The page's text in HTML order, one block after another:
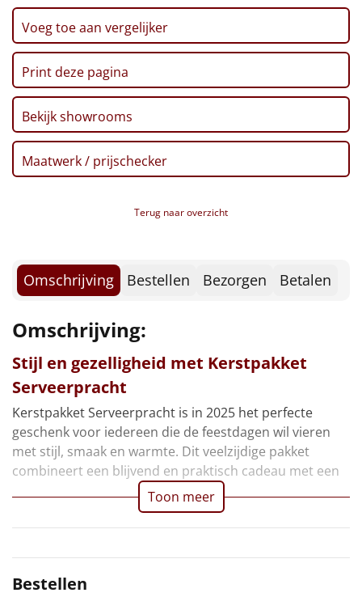
Hitster NIEUW
Pizzarette
Tas
Wake up light
Borrelplank
Noodradio NIEUW
Deken (fleece plaid)
Alle artikelen
Overige
Ideeën
Personeel
Particulier
Kaaspuntjes, 125 gr
Pindamix, 50 gr
Pepermunt, 75 gr
Pannenkoekenmix, 180 gr
Fudge, 150 gr
Broodstengels, 125 gr
Nougat, 10 gr
Kerstkaart 'Happy Holidays'
Verpakt in een feestelijke kerstdoos, 39 x 29 x 17,7
cm
Voeg toe aan vergelijker
Print deze pagina
Bekijk showrooms
Maatwerk / prijschecker
Terug naar overzicht
Omschrijving Bestellen Bezorgen Betalen
Omschrijving:
Stijl en gezelligheid met Kerstpakket
Serveerpracht
Kerstpakket Serveerpracht is in 2025 het perfecte
geschenk voor iedereen die de feestdagen wil vieren
met stijl, smaak en warmte. Dit veelzijdige pakket
combineert een blijvend en praktisch cadeau met een
Toon meer
Bestellen